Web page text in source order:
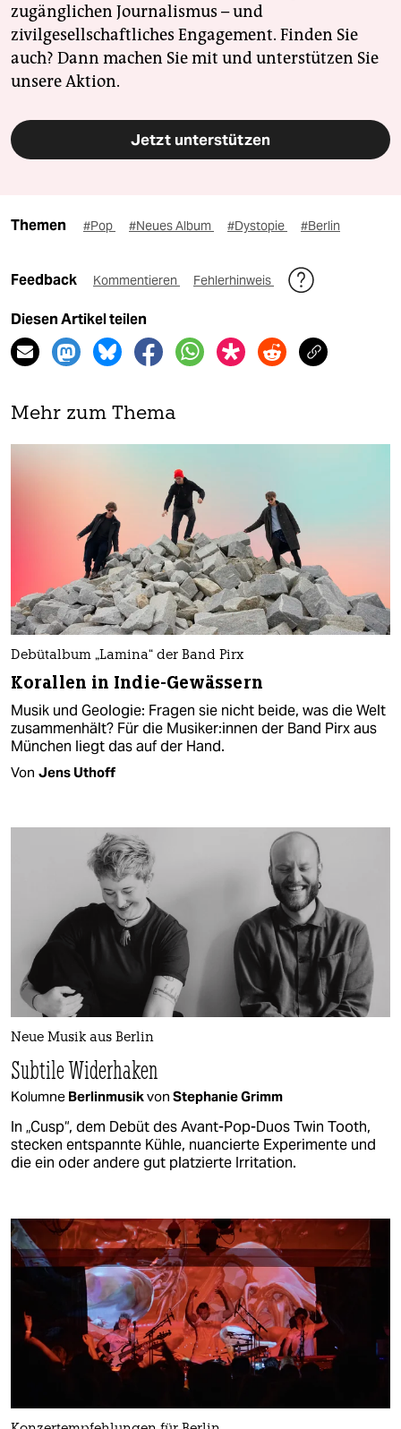
zugänglichen Journalismus – und
zivilgesellschaftliches Engagement. Finden Sie
auch? Dann machen Sie mit und unterstützen Sie
unsere Aktion.
Jetzt unterstützen
Themen #Pop #Neues Album #Dystopie #Berlin
Feedback Kommentieren Fehlerhinweis
Diesen Artikel teilen
Mehr zum Thema
Debütalbum „Lamina“ der Band Pirx
Korallen in Indie-Gewässern
Musik und Geologie: Fragen sie nicht beide, was die Welt
zusammenhält? Für die Mu­si­ke­r:in­nen der Band Pirx aus
München liegt das auf der Hand.
Von Jens Uthoff
Neue Musik aus Berlin
Subtile Widerhaken
Kolumne Berlinmusikvon Stephanie Grimm
In „Cusp“, dem Debüt des Avant-Pop-Duos Twin Tooth,
stecken entspannte Kühle, nuancierte Experimente und
die ein oder andere gut platzierte Irritation.